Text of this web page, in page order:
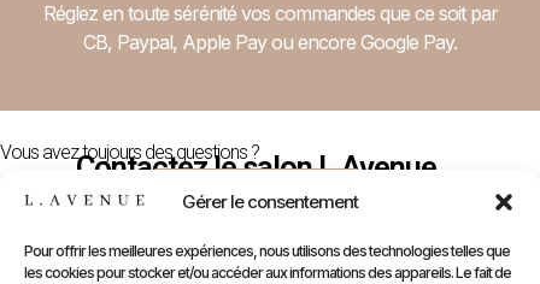
Gérer le consentement
Pour offrir les meilleures expériences, nous utilisons des technologies telles que
les cookies pour stocker et/ou accéder aux informations des appareils. Le fait de
Réglez en toute sérénité vos commandes que ce soit par
CB, Paypal, Apple Pay ou encore Google Pay.
Vous avez toujours des questions ?
Contactez le salon L.Avenue
Nous Contacter